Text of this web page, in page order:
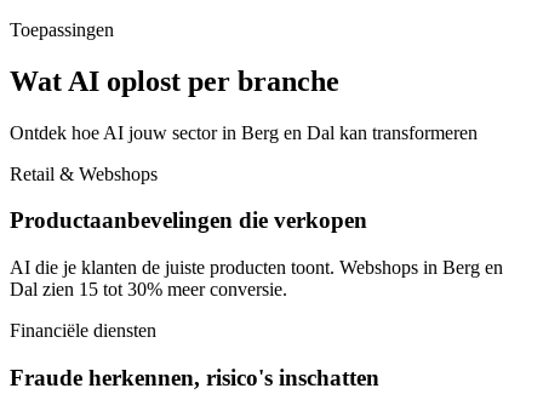
Toepassingen
Wat AI oplost per branche
Ontdek hoe AI jouw sector in Berg en Dal kan transformeren
Retail & Webshops
Productaanbevelingen die verkopen
AI die je klanten de juiste producten toont. Webshops in Berg en
Dal zien 15 tot 30% meer conversie.
Financiële diensten
Fraude herkennen, risico's inschatten